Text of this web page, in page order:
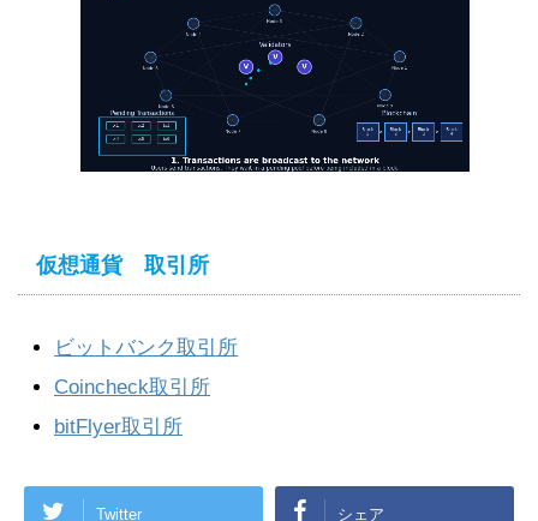
仮想通貨 取引所
ビットバンク取引所
Coincheck取引所
bitFlyer取引所
Twitter シェア